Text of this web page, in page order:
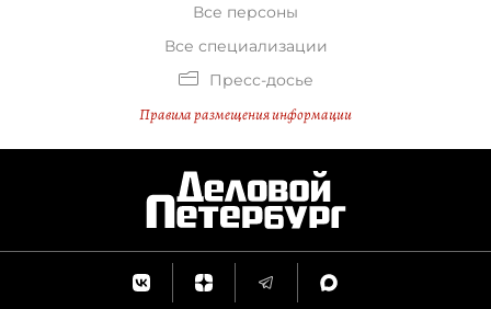
Все персоны
Все специализации
Пресс-досье
Правила размещения информации